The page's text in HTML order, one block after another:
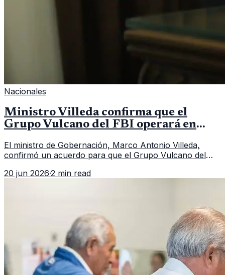
Nacionales
Ministro Villeda confirma que el
Grupo Vulcano del FBI operará en
El ministro de Gobernación, Marco Antonio Villeda,
confirmó un acuerdo para que el Grupo Vulcano del
fallido con la administración anterior del Ministerio
20 jun 2026·2 min read